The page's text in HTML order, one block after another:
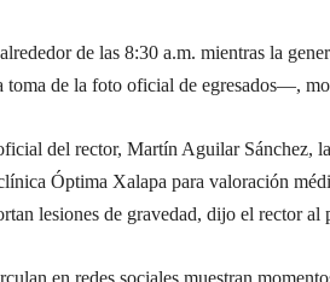
de las 8:30 a.m. mientras la
toma de la foto oficial de egresados—,
del rector, Martín Aguilar Sánchez,
Óptima Xalapa para valoración
lesiones de gravedad, dijo el rector
en redes sociales muestran